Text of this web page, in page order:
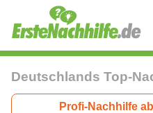
Deutschlands Top-
Profi-Nachhilfe